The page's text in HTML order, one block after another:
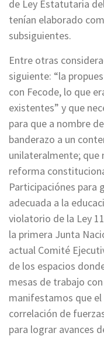
de Ley Estatutaria
tenían elaborado
subsiguientes.
Entre otras
siguiente: “la
con Fecode, lo que
existentes” y que
para que a nombre
banderazo a un
unilateralmente; que
reforma
Participaciónes para
adecuada a la
violatorio de la Ley
la primera Junta
actual Comité
de los espacios
mesas de trabajo
manifestamos que
correlación de
para lograr avances